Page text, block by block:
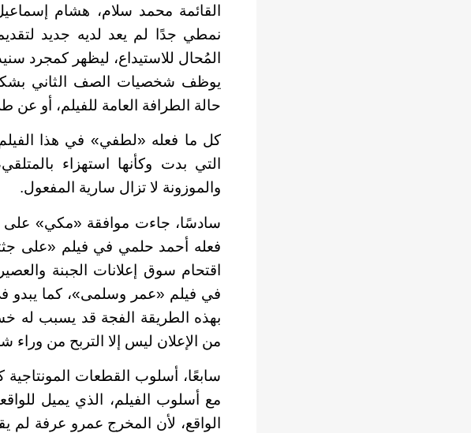
القائمة محمد سلام، هشام
نمطي جدًا لم يعد لديه جديد
المُحال للاستيداع، ليظهر كمجرد
يوظف شخصيات الصف الثاني
حالة الطرافة العامة للفيلم، أو
كل ما فعله «لطفي» في هذا
التي بدت وكأنها استهزاء
والموزونة لا تزال سارية المفعول.
سادسًا، جاءت موافقة «مكي» على
فعله أحمد حلمي في فيلم «على
اقتحام سوق إعلانات الجبنة
في فيلم «عمر وسلمى»، كما يبدو
بهذه الطريقة الفجة قد يسبب له
من الإعلان ليس إلا التربح من وراء
سابعًا، أسلوب القطعات المونتاجية
مع أسلوب الفيلم، الذي يميل
الواقع، لأن المخرج عمرو عرفة لم